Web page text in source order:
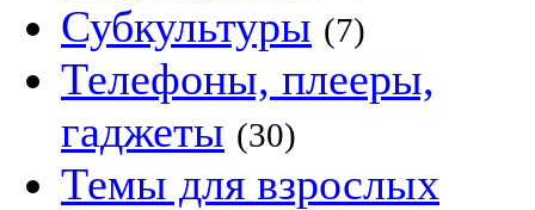
Субкультуры (7)
Телефоны, плееры,
гаджеты (30)
Темы для взрослых